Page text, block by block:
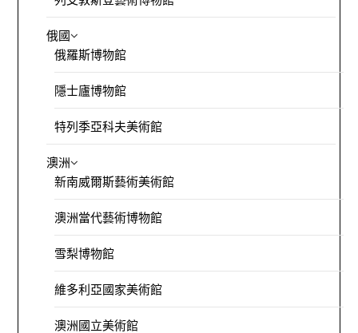
俄國
俄羅斯博物館
隱士廬博物館
特列季亞科夫美術館
澳洲
新南威爾斯藝術美術館
澳洲當代藝術博物館
雪梨博物館
維多利亞國家美術館
澳洲國立美術館